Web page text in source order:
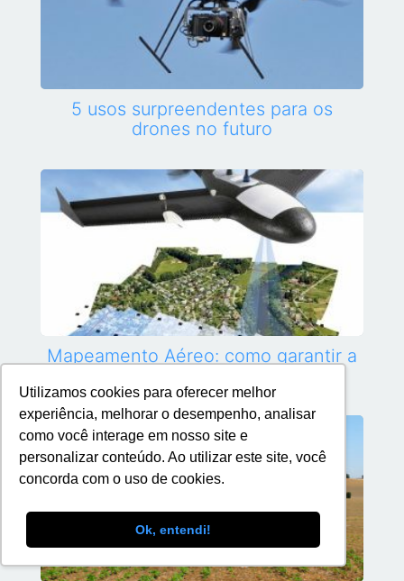
Utilizamos cookies para oferecer melhor
experiência, melhorar o desempenho, analisar
como você interage em nosso site e
personalizar conteúdo. Ao utilizar este site, você
concorda com o uso de cookies.
Ok, entendi!
5 usos surpreendentes para os
drones no futuro
Mapeamento Aéreo: como garantir a